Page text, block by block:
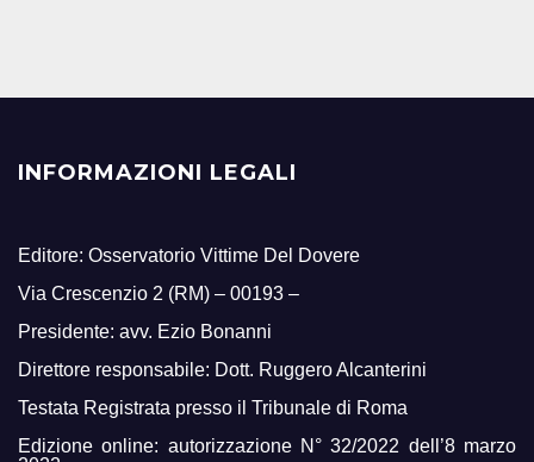
INFORMAZIONI LEGALI
Editore: Osservatorio Vittime Del Dovere
Via Crescenzio 2 (RM) – 00193 –
Presidente: avv. Ezio Bonanni
Direttore responsabile: Dott. Ruggero Alcanterini
Testata Registrata presso il Tribunale di Roma
Edizione online: autorizzazione N° 32/2022 dell’8 marzo